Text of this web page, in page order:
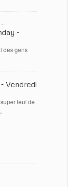
-
des gens
Vendredi
teuf de